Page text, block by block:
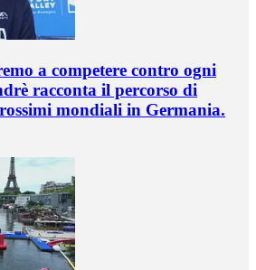
a competere contro ogni
racconta il percorso di
mondiali in Germania.